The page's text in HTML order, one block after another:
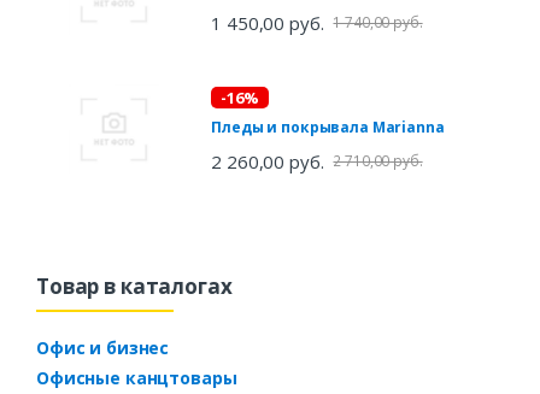
1 450,00 руб. 1 740,00 руб.
-16%
Пледы и покрывала Marianna
2 260,00 руб. 2 710,00 руб.
Товар в каталогах
Офис и бизнес
Офисные канцтовары